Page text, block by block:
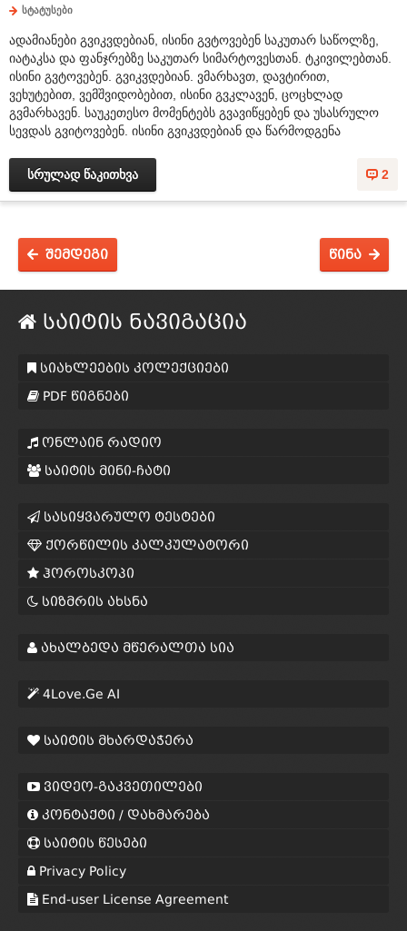
სტატუსები
ადამიანები გვიკვდებიან, ისინი გვტოვებენ საკუთარ საწოლზე,
იატაკსა და ფანჯრებზე საკუთარ სიმარტოვესთან. ტკივილებთან.
ისინი გვტოვებენ. გვიკვდებიან. ვმარხავთ, დავტირით,
ვეხუტებით, ვემშვიდობებით, ისინი გვკლავენ, ცოცხლად
გვმარხავენ. საუკეთესო მომენტებს გვავიწყებენ და უსასრულო
სევდას გვიტოვებენ. ისინი გვიკვდებიან და წარმოდგენა
2
სრულად წაკითხვა
წინა
შემდეგი
საიტის ნავიგაცია
სიახლეების კოლექციები
PDF წიგნები
ონლაინ რადიო
საიტის მინი-ჩატი
სასიყვარულო ტესტები
ქორწილის კალკულატორი
ჰოროსკოპი
სიზმრის ახსნა
ახალბედა მწერალთა სია
4Love.Ge AI
საიტის მხარდაჭერა
ვიდეო-გაკვეთილები
კონტაქტი / დახმარება
საიტის წესები
Privacy Policy
End-user License Agreement